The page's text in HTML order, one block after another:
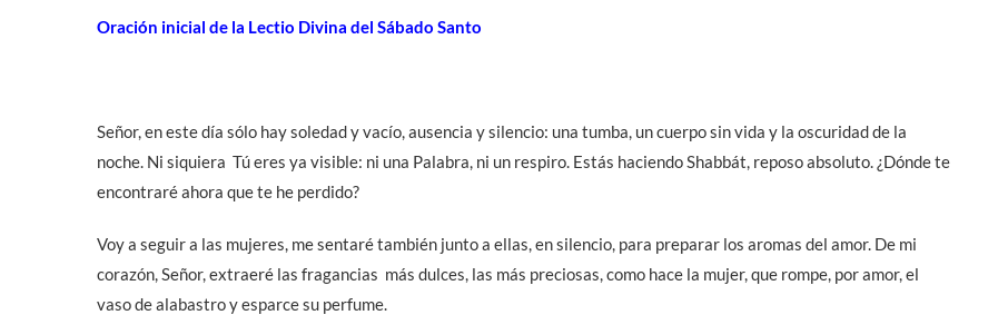
Oración inicial de la Lectio Divina del Sábado Santo
Señor, en este día sólo hay soledad y vacío, ausencia y silencio: una tumba, un cuerpo sin vida y la oscuridad de la
noche. Ni siquiera Tú eres ya visible: ni una Palabra, ni un respiro. Estás haciendo Shabbát, reposo absoluto. ¿Dónde te
encontraré ahora que te he perdido?
Voy a seguir a las mujeres, me sentaré también junto a ellas, en silencio, para preparar los aromas del amor. De mi
corazón, Señor, extraeré las fragancias más dulces, las más preciosas, como hace la mujer, que rompe, por amor, el
vaso de alabastro y esparce su perfume.